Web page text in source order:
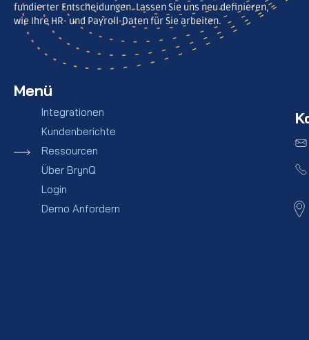
fundierter Entscheidungen. Lassen Sie uns neu definieren,
wie Ihre HR- und Payroll-Daten für Sie arbeiten.
Menü
Integrationen
Kundenberichte
Ressourcen
Über BrynQ
Login
Demo Anfordern